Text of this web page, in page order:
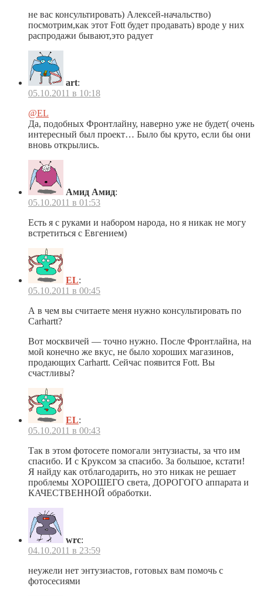
не вас консультировать) Алексей-начальство)
посмотрим,как этот Fott будет продавать) вроде у них
распродажи бывают,это радует
art:
05.10.2011 в 10:18
@EL
Да, подобных Фронтлайну, наверно уже не будет( очень
интересный был проект… Было бы круто, если бы они
вновь открылись.
Амид Амид:
05.10.2011 в 01:53
Есть я с руками и набором народа, но я никак не могу
встретиться с Евгением)
EL:
05.10.2011 в 00:45
А в чем вы считаете меня нужно консультировать по
Carhartt?
Вот москвичей — точно нужно. После Фронтлайна, на
мой конечно же вкус, не было хороших магазинов,
продающих Carhartt. Сейчас появится Fott. Вы
счастливы?
EL:
05.10.2011 в 00:43
Так в этом фотосете помогали энтузиасты, за что им
спасибо. И с Круксом за спасибо. За большое, кстати!
Я найду как отблагодарить, но это никак не решает
проблемы ХОРОШЕГО света, ДОРОГОГО аппарата и
КАЧЕСТВЕННОЙ обработки.
wrc:
04.10.2011 в 23:59
неужели нет энтузиастов, готовых вам помочь с
фотосесиями